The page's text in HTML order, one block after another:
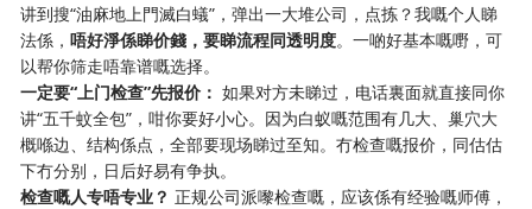
讲到搜“油麻地上門滅白蟻”，弹出一大堆公司，点拣？我嘅个人睇
法係，唔好淨係睇价錢，要睇流程同透明度。一啲好基本嘅嘢，可
以帮你筛走唔靠谱嘅选择。
一定要“上门检查”先报价： ​ 如果对方未睇过，电话裏面就直接同你
讲“五千蚊全包”，咁你要好小心。因为白蚁嘅范围有几大、巢穴大
概喺边、结构係点，全部要现场睇过至知。冇检查嘅报价，同估估
下冇分别，日后好易有争执。
检查嘅人专唔专业？ ​ 正规公司派嚟检查嘅，应该係有经验嘅师傅，